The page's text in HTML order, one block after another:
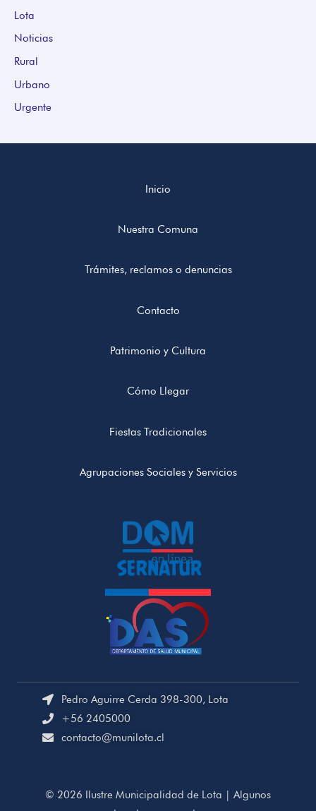
Lota
Noticias
Rural
Urbano
Urgente
Inicio
Nuestra Comuna
Trámites, reclamos o denuncias
Contacto
Patrimonio y Cultura
Cómo Llegar
Fiestas Tradicionales
Agrupaciones Sociales y Servicios
Pedro Aguirre Cerda 398-300, Lota
+56 2405000
contacto@munilota.cl
© 2026 Ilustre Municipalidad de Lota | Algunos